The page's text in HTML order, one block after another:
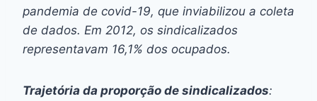
pandemia de covid-19, que inviabilizou a coleta
de dados. Em 2012, os sindicalizados
representavam 16,1% dos ocupados.
Trajetória da proporção de sindicalizados: